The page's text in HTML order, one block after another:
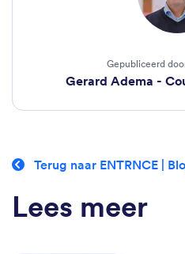
Gepubliceerd
Gerard Adema -
Terug naar ENTRNCE |
Lees meer